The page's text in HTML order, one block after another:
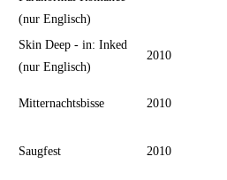
(nur Englisch)
Skin Deep - in: Inked
(nur Englisch)
2010
Mitternachtsbisse 2010
Saugfest 2010